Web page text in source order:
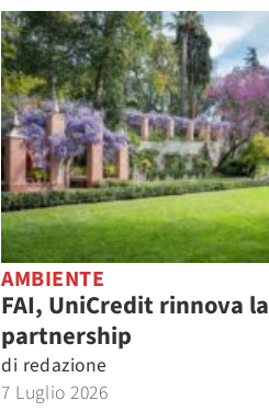
AMBIENTE
FAI, UniCredit rinnova la
partnership
di redazione
7 Luglio 2026